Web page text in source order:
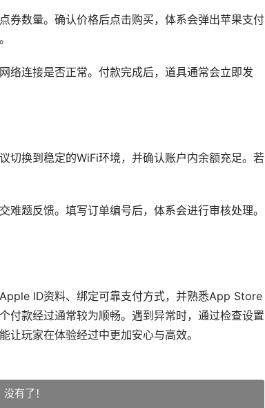
券数量。确认价格后点击购买，体系会弹出苹果支付
络连接是否正常。付款完成后，道具通常会立即发
切换到稳定的WiFi环境，并确认账户内余额充足。若
题反馈。填写订单编号后，体系会进行审核处理。
ID资料、绑定可靠支付方式，并熟悉App Store
付款经过通常较为顺畅。遇到异常时，通过检查设置
让玩家在体验经过中更加安心与高效。
没有了！